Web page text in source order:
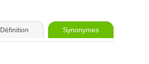
Définition Synonymes